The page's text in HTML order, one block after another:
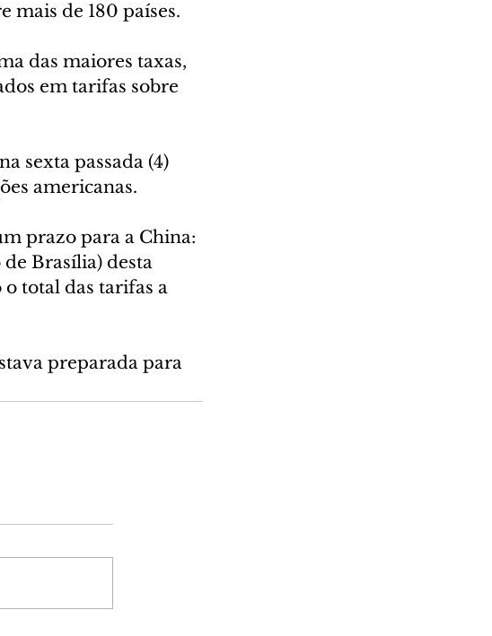
mais de 180 países.
das maiores taxas,
em tarifas sobre
sexta passada (4)
americanas.
prazo para a China:
Brasília) desta
total das tarifas a
preparada para